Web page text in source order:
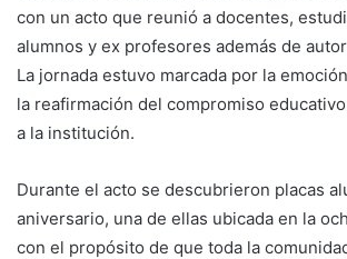
con un acto que reunió a docentes,
alumnos y ex profesores además de
La jornada estuvo marcada por la
la reafirmación del compromiso
a la institución.
Durante el acto se descubrieron placas
aniversario, una de ellas ubicada en la
con el propósito de que toda la